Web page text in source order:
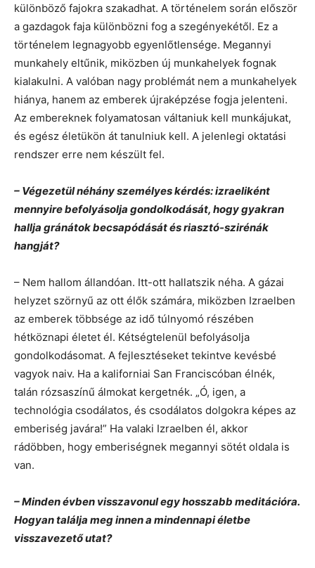
különböző fajokra szakadhat. A történelem során először
a gazdagok faja különbözni fog a szegényekétől. Ez a
történelem legnagyobb egyenlőtlensége. Megannyi
munkahely eltűnik, miközben új munkahelyek fognak
kialakulni. A valóban nagy problémát nem a munkahelyek
hiánya, hanem az emberek újraképzése fogja jelenteni.
Az embereknek folyamatosan váltaniuk kell munkájukat,
és egész életükön át tanulniuk kell. A jelenlegi oktatási
rendszer erre nem készült fel.
– Végezetül néhány személyes kérdés: izraeliként
mennyire befolyásolja gondolkodását, hogy gyakran
hallja gránátok becsapódását és riasztó-szirénák
hangját?
– Nem hallom állandóan. Itt-ott hallatszik néha. A gázai
helyzet szörnyű az ott élők számára, miközben Izraelben
az emberek többsége az idő túlnyomó részében
hétköznapi életet él. Kétségtelenül befolyásolja
gondolkodásomat. A fejlesztéseket tekintve kevésbé
vagyok naiv. Ha a kaliforniai San Franciscóban élnék,
talán rózsaszínű álmokat kergetnék. „Ó, igen, a
technológia csodálatos, és csodálatos dolgokra képes az
emberiség javára!” Ha valaki Izraelben él, akkor
rádöbben, hogy emberiségnek megannyi sötét oldala is
van.
– Minden évben visszavonul egy hosszabb meditációra.
Hogyan találja meg innen a mindennapi életbe
visszavezető utat?